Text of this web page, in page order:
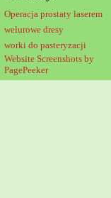
Operacja prostaty laserem
welurowe dresy
worki do pasteryzacji
Website Screenshots by
PagePeeker